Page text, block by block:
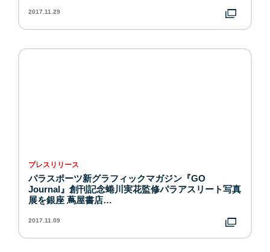
2017.11.29
プレスリリース
パラスポーツ新グラフィックマガジン『GO
Journal』創刊記念蜷川実花監修パラアスリート写真
展を銀座 蔦屋書店…
2017.11.09